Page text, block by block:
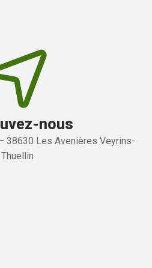
nous
38630 Les Avenières Veyrins-
Thuellin